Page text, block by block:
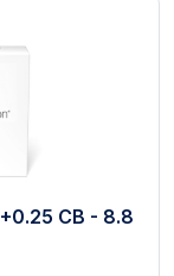
+0.25 CB - 8.8